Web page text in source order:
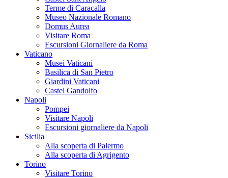
Terme di Caracalla
Museo Nazionale Romano
Domus Aurea
Visitare Roma
Escursioni Giornaliere da Roma
Vaticano
Musei Vaticani
Basilica di San Pietro
Giardini Vaticani
Castel Gandolfo
Napoli
Pompei
Visitare Napoli
Escursioni giornaliere da Napoli
Sicilia
Alla scoperta di Palermo
Alla scoperta di Agrigento
Torino
Visitare Torino